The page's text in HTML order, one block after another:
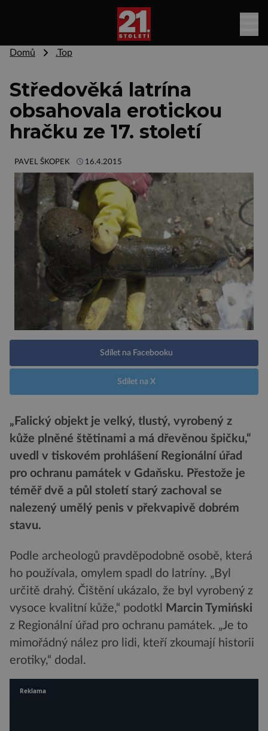
Domů .Top
Středověká latrína
obsahovala erotickou
hračku ze 17. století
PAVEL ŠKOPEK 16.4.2015
Sdílet na Facebooku
Sdílet na X
„Falický objekt je velký, tlustý, vyrobený z
kůže plněné štětinami a má dřevěnou špičku,“
uvedl v tiskovém prohlášení Regionální úřad
pro ochranu památek v Gdaňsku. Přestože je
téměř dvě a půl století starý zachoval se
nalezený umělý penis v překvapivě dobrém
stavu.
Podle archeologů pravděpodobně osobě, která
ho používala, omylem spadl do latríny. „Byl
určitě drahý. Čištění ukázalo, že byl vyrobený z
vysoce kvalitní kůže,“ podotkl
Marcin Tymiński
z Regionální úřad pro ochranu památek. „Je to
mimořádný nález pro lidi, kteří zkoumají historii
erotiky,“ dodal.
Reklama